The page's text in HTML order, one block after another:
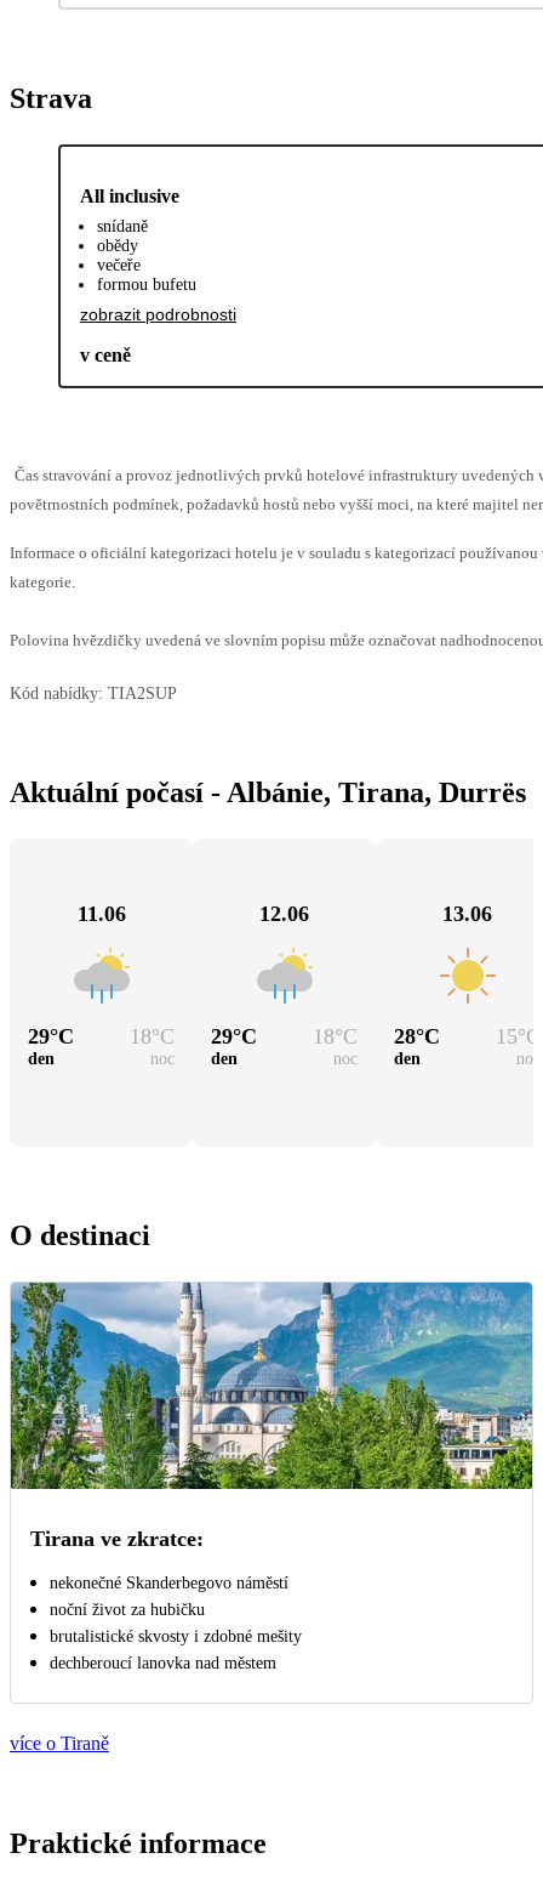
Strava
All inclusive
snídaně
obědy
večeře
formou bufetu
zobrazit podrobnosti
v ceně
Čas stravování a provoz jednotlivých prvků hotelové infrastruktury uvedených
povětrnostních podmínek, požadavků hostů nebo vyšší moci, na které majitel
Informace o oficiální kategorizaci hotelu je v souladu s kategorizací
kategorie.
Polovina hvězdičky uvedená ve slovním popisu může označovat
Kód nabídky: TIA2SUP
Aktuální počasí - Albánie, Tirana, Durrës
11.06
29°C 18°C
den noc
12.06
29°C 18°C
den noc
13.06
28°C 15°C
den noc
O destinaci
Tirana ve zkratce:
nekonečné Skanderbegovo náměstí
noční život za hubičku
brutalistické skvosty i zdobné mešity
dechberoucí lanovka nad městem
více o Tiraně
Praktické informace